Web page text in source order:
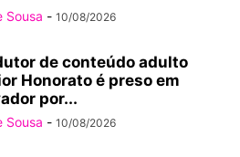
Sousa - 10/08/2026
de conteúdo adulto
Honorato é preso em
por...
Sousa - 10/08/2026